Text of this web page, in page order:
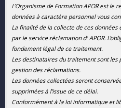
L’Organisme de Formation APOR est le
données à caractère personnel vous
La finalité de la collecte de ces
par le service réclamation d' APOR.
fondement légal de ce traitement.
Les destinataires du traitement sont les
gestion des réclamations.
Les données collectées seront
supprimées à l’issue de ce délai.
Conformément à la loi informatique et